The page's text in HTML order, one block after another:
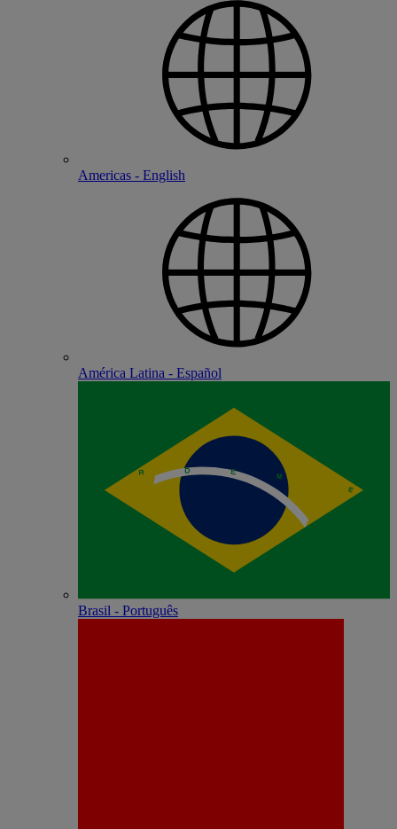
Americas - English
América Latina - Español
Brasil - Português